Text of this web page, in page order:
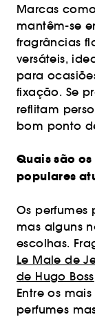
Marcas
mantêm-se
fragrâncias
versáteis,
para
fixação. Se
reflitam
bom ponto
Quais são
populares
Os perfumes
mas alguns
escolhas.
Le Male de
de Hugo Boss
Entre os
perfumes